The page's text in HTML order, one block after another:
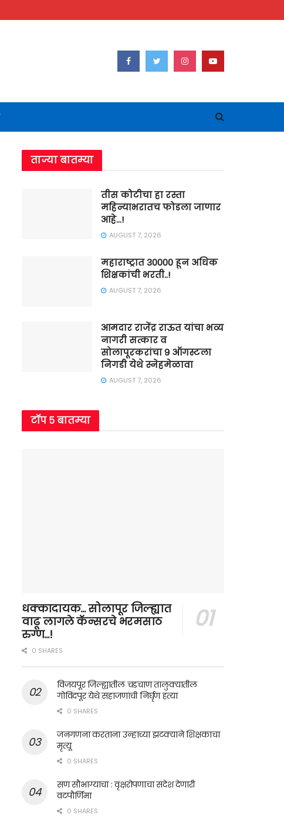
ताज्या बातम्या
तीस कोटीचा हा रस्ता
महिन्याभरातच फोडला जाणार
आहे…!
AUGUST 7, 2026
महाराष्ट्रात 30000 हून अधिक
शिक्षकांची भरती..!
AUGUST 7, 2026
आमदार राजेंद्र राऊत यांचा भव्य
नागरी सत्कार व
सोलापूरकरांचा ९ ऑगस्टला
निगडी येथे स्नेहमेळावा
AUGUST 7, 2026
टॉप ५ बातम्या
धक्कादायक… सोलापूर जिल्ह्यात
वाढू लागले कॅन्सरचे भरमसाठ
रुग्ण…!
0 SHARES
विजयपूर जिल्ह्यातील चडचाण तालुक्यातील
गोविंदपूर येथे सहाजणांची निर्घृण हत्या
0 SHARES
जनगणना करताना उन्हाच्या झटक्याने शिक्षकाचा
मृत्यू
0 SHARES
सण सौभाग्याचा : वृक्षरोपणाचा संदेश देणारी
वटपौर्णिमा
0 SHARES